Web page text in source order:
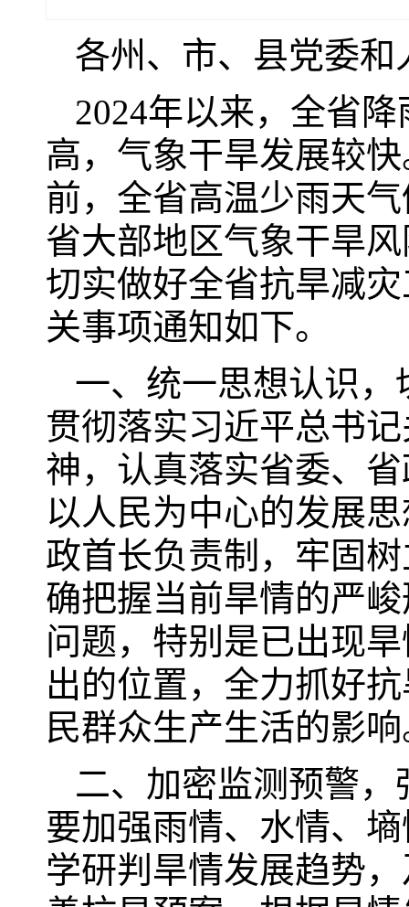
各州、市、县党委
2024年以来，全省
高，气象干旱发展较
前，全省高温少雨天
省大部地区气象干旱
切实做好全省抗旱减
关事项通知如下。
一、统一思想认识
贯彻落实习近平总书
神，认真落实省委、
以人民为中心的发展
政首长负责制，牢固
确把握当前旱情的严
问题，特别是已出现
出的位置，全力抓好
民群众生产生活的影
二、加密监测预警
要加强雨情、水情、
学研判旱情发展趋势